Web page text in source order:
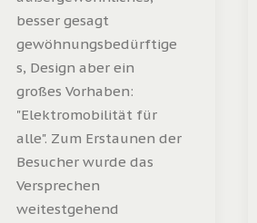
besser gesagt
gewöhnungsbedürftige
s, Design aber ein
großes Vorhaben:
"Elektromobilität für
alle". Zum Erstaunen der
Besucher wurde das
Versprechen
weitestgehend